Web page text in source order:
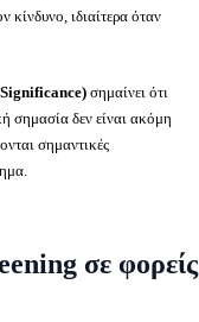
κίνδυνο, ιδιαίτερα όταν
σημαίνει ότι
σημασία δεν είναι ακόμη
σημαντικές
σε φορείς